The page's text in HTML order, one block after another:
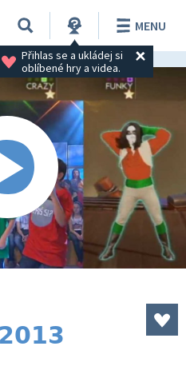
Přihlas se a ukládej si
oblíbené hry a videa.
MENU